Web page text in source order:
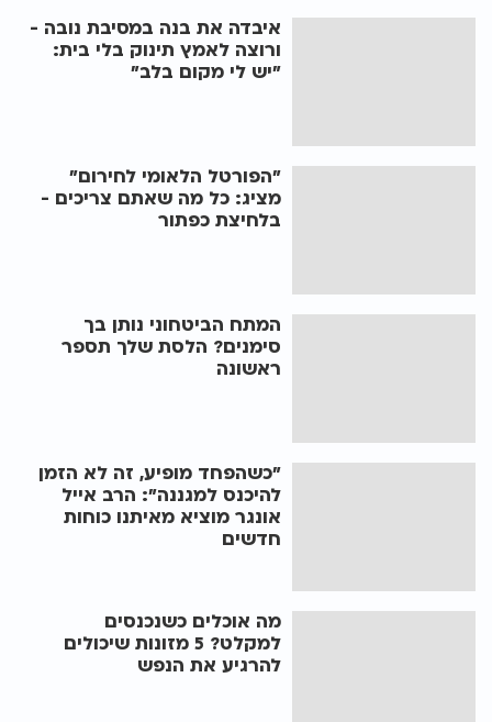
איבדה את בנה במסיבת נובה -
ורוצה לאמץ תינוק בלי בית:
"יש לי מקום בלב"
"הפורטל הלאומי לחירום"
מציג: כל מה שאתם צריכים -
בלחיצת כפתור
המתח הביטחוני נותן בך
סימנים? הלסת שלך תספר
ראשונה
"כשהפחד מופיע, זה לא הזמן
להיכנס למגננה": הרב אייל
אונגר מוציא מאיתנו כוחות
חדשים
מה אוכלים כשנכנסים
למקלט? 5 מזונות שיכולים
להרגיע את הנפש